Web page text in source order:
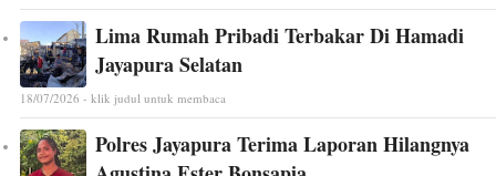
Lima Rumah Pribadi Terbakar Di Hamadi
Jayapura Selatan
18/07/2026 - klik judul untuk membaca
Polres Jayapura Terima Laporan Hilangnya